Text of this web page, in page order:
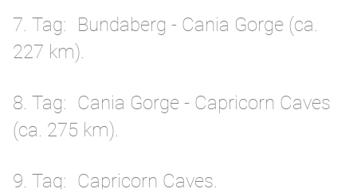
7. Tag
Bundaberg - Cania Gorge (ca.
227 km).
8. Tag
Cania Gorge - Capricorn Caves
(ca. 275 km).
9. Tag Capricorn Caves.